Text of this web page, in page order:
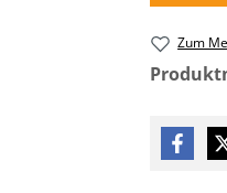
Zum